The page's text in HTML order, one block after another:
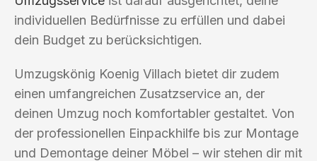
individuellen Bedürfnisse zu erfüllen und dabei
dein Budget zu berücksichtigen.
Umzugskönig Koenig Villach bietet dir zudem
einen umfangreichen Zusatzservice an, der
deinen Umzug noch komfortabler gestaltet. Von
der professionellen Einpackhilfe bis zur Montage
und Demontage deiner Möbel – wir stehen dir mit